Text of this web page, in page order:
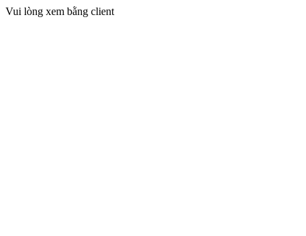
Vui lòng xem bằng client